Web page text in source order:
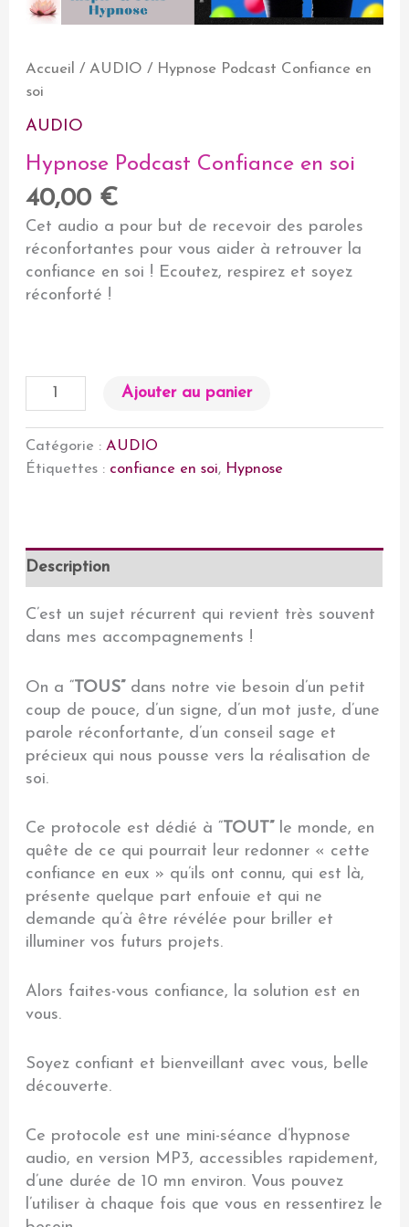
Accueil /AUDIO / Hypnose Podcast Confiance en
soi
AUDIO
Hypnose Podcast Confiance en soi
40,00 €
Cet audio a pour but de recevoir des paroles
réconfortantes pour vous aider à retrouver la
confiance en soi ! Ecoutez, respirez et soyez
réconforté !
quantité
de
Hypnose
Podcast
Confiance
Ajouter au panier
Catégorie :AUDIO
Étiquettes : confiance en soi, Hypnose
Description
C’est un sujet récurrent qui revient très souvent
dans mes accompagnements !
On a “TOUS” dans notre vie besoin d’un petit
coup de pouce, d’un signe, d’un mot juste, d’une
parole réconfortante, d’un conseil sage et
précieux qui nous pousse vers la réalisation de
soi.
Ce protocole est dédié à “TOUT” le monde, en
quête de ce qui pourrait leur redonner « cette
confiance en eux » qu’ils ont connu, qui est là,
présente quelque part enfouie et qui ne
demande qu’à être révélée pour briller et
illuminer vos futurs projets.
Alors faites-vous confiance, la solution est en
vous.
Soyez confiant et bienveillant avec vous, belle
découverte.
Ce protocole est une mini-séance d’hypnose
audio, en version MP3, accessibles rapidement,
d’une durée de 10 mn environ. Vous pouvez
l’utiliser à chaque fois que vous en ressentirez le